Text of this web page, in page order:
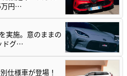
万円…
実施。意のままの
ドグ…
仕様車が登場！